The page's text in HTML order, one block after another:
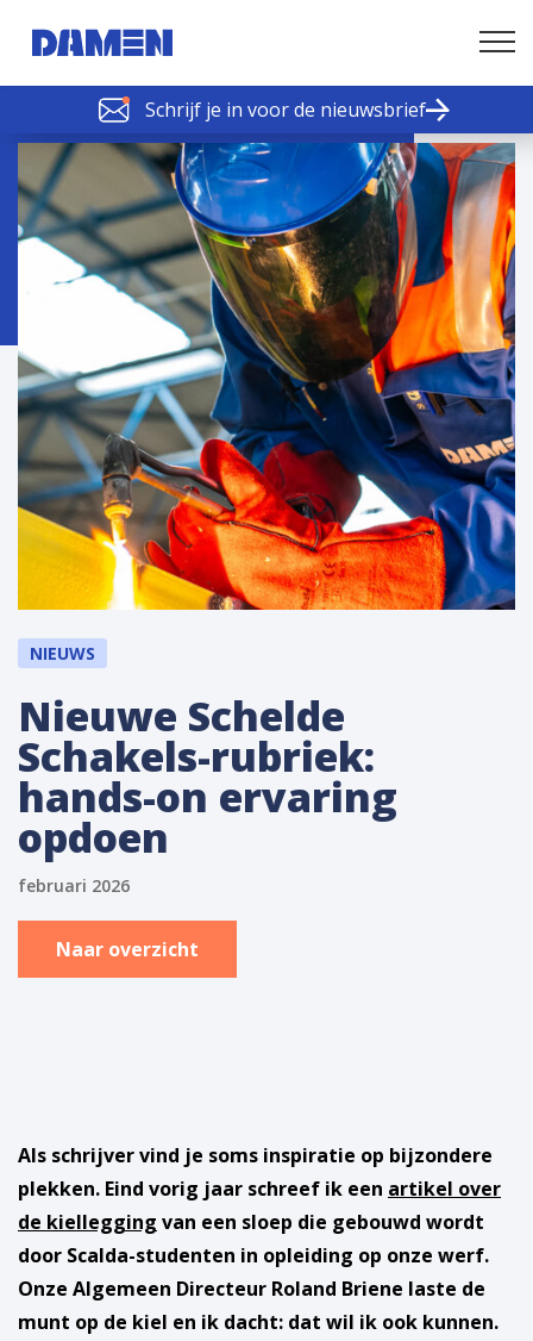
Schrijf je in voor de nieuwsbrief
SCHELDE SCHAKELS
Nieuws of tips
NIEUWS
Nieuwe Schelde
Schakels-rubriek:
hands-on ervaring
opdoen
februari 2026
Naar overzicht
Als schrijver vind je soms inspiratie op bijzondere
plekken. Eind vorig jaar schreef ik een artikel over
de kiellegging van een sloep die gebouwd wordt
door Scalda-studenten in opleiding op onze werf.
Onze Algemeen Directeur Roland Briene laste de
munt op de kiel en ik dacht: dat wil ik ook kunnen.